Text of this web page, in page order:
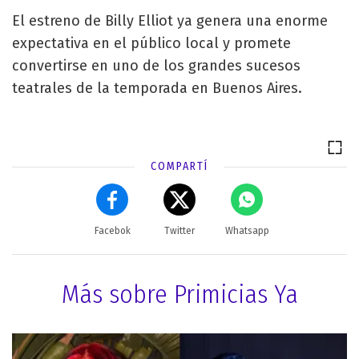
El estreno de Billy Elliot ya genera una enorme
expectativa en el público local y promete
convertirse en uno de los grandes sucesos
teatrales de la temporada en Buenos Aires.
COMPARTÍ
Facebok Twitter Whatsapp
Más sobre Primicias Ya